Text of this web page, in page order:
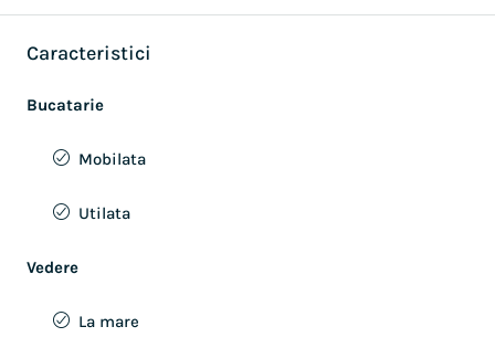
Caracteristici
Bucatarie
Mobilata
Utilata
Vedere
La mare